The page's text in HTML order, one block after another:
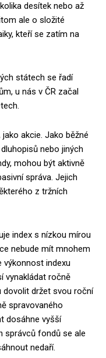
desítek nebo až
ale o složité
kteří se zatím na
státech se řadí
u nás v ČR začal
akcie. Jako běžné
nebo jiných
mohou být aktivně
správa. Jejich
z tržních
index s nízkou mírou
nebude mít mnohem
výkonnost indexu
vynakládat ročně
dovolit držet svou roční
spravovaného
dosáhne vyšší
správců fondů se ale
nedaří.